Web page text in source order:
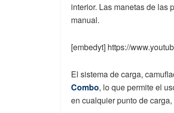
interior. Las manetas de las
manual.
[embedyt] https://
El sistema de carga,
Combo, lo que permite el
en cualquier punto de